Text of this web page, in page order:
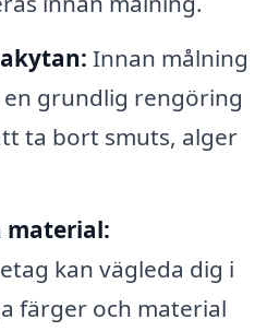
Innan målning
grundlig rengöring
ta bort smuts, alger
material:
kan vägleda dig i
färger och material